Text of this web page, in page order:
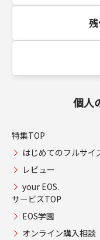
個人
特集TOP
はじめてのフルサイ
レビュー
your EOS.
サービスTOP
EOS学園
オンライン購入相談